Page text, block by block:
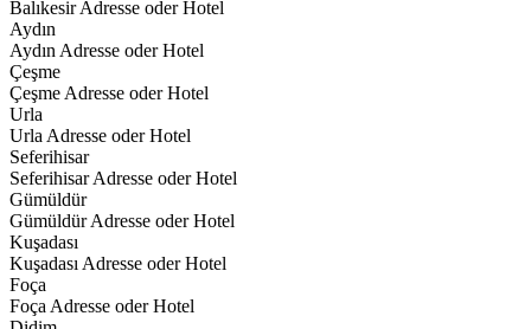
Balıkesir Adresse oder Hotel
Aydın
Aydın Adresse oder Hotel
Çeşme
Çeşme Adresse oder Hotel
Urla
Urla Adresse oder Hotel
Seferihisar
Seferihisar Adresse oder Hotel
Gümüldür
Gümüldür Adresse oder Hotel
Kuşadası
Kuşadası Adresse oder Hotel
Foça
Foça Adresse oder Hotel